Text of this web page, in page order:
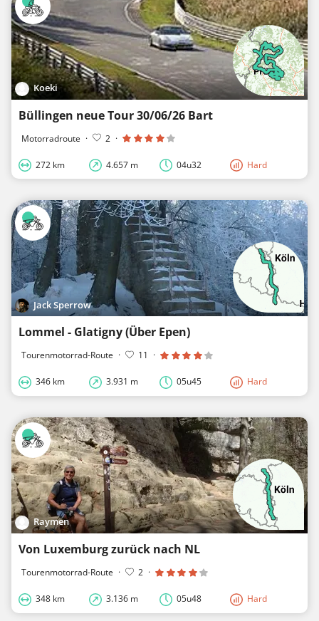
Koeki
Büllingen neue Tour 30/06/26 Bart
Motorradroute · 2 ·
272 km 4.657 m 04u32 Hard
Jack Sperrow
Lommel - Glatigny (Über Epen)
Tourenmotorrad-Route · 11 ·
346 km 3.931 m 05u45 Hard
Raymen
Von Luxemburg zurück nach NL
Tourenmotorrad-Route · 2 ·
348 km 3.136 m 05u48 Hard